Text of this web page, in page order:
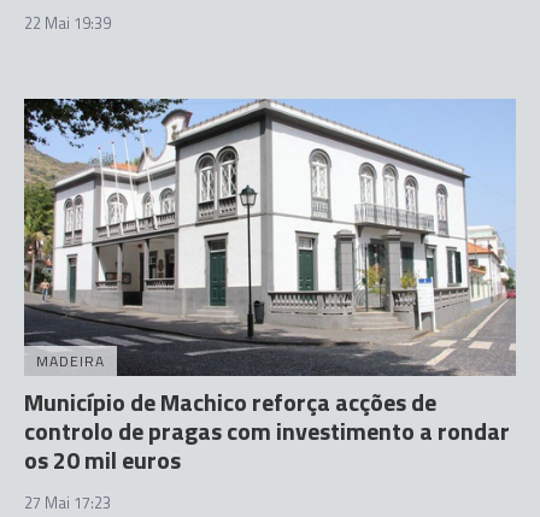
22 Mai 19:39
MADEIRA
Município de Machico reforça acções de
controlo de pragas com investimento a rondar
os 20 mil euros
27 Mai 17:23